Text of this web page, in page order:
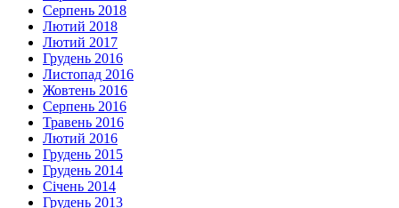
Серпень 2018
Лютий 2018
Лютий 2017
Грудень 2016
Листопад 2016
Жовтень 2016
Серпень 2016
Травень 2016
Лютий 2016
Грудень 2015
Грудень 2014
Січень 2014
Грудень 2013